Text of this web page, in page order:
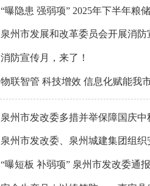
“曝隐患 强弱项” 2025年下半年粮
泉州市发展和改革委员会开展消
消防宣传月，来了！
物联智管 科技增效 信息化赋能我
泉州市发改委多措并举保障国庆
泉州市发改委、泉州城建集团组
“曝短板 补弱项” 泉州市发改委通